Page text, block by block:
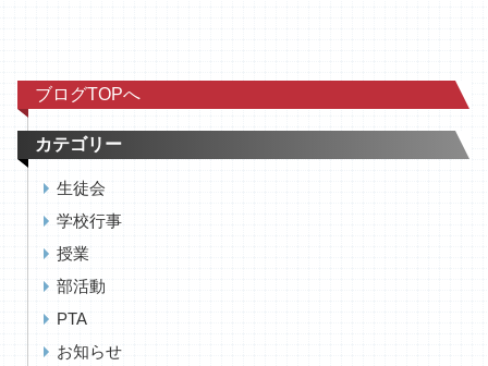
ブログTOPへ
カテゴリー
生徒会
学校行事
授業
部活動
PTA
お知らせ